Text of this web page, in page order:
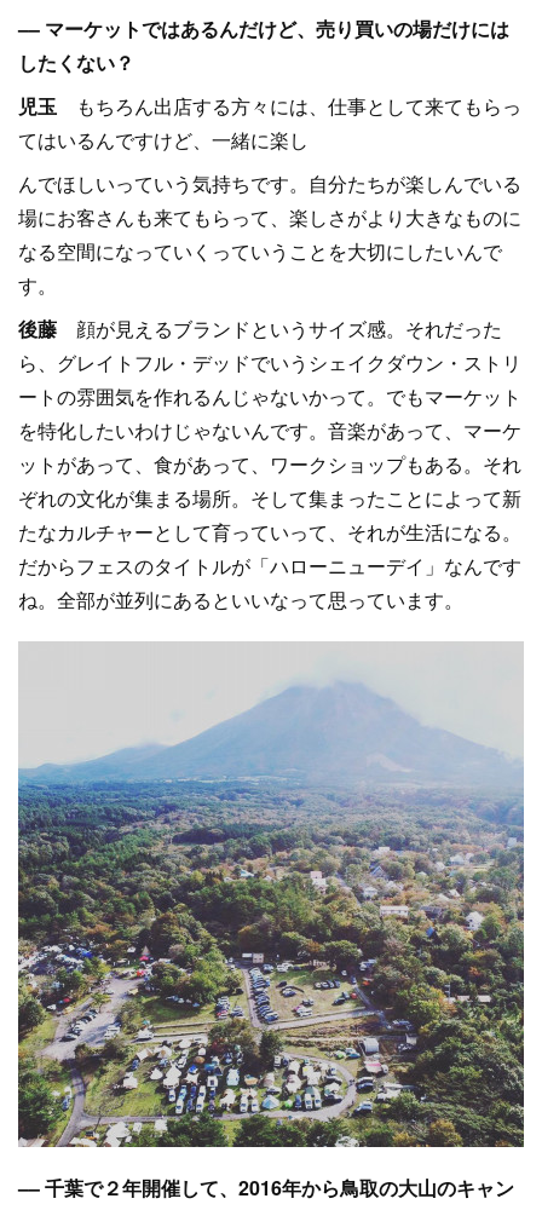
–– マーケットではあるんだけど、売り買いの場だけには
したくない？
児玉 もちろん出店する方々には、仕事として来てもらっ
てはいるんですけど、一緒に楽し
んでほしいっていう気持ちです。自分たちが楽しんでいる
場にお客さんも来てもらって、楽しさがより大きなものに
なる空間になっていくっていうことを大切にしたいんで
す。
後藤 顔が見えるブランドというサイズ感。それだった
ら、グレイトフル・デッドでいうシェイクダウン・ストリ
ートの雰囲気を作れるんじゃないかって。でもマーケット
を特化したいわけじゃないんです。音楽があって、マーケ
ットがあって、食があって、ワークショップもある。それ
ぞれの文化が集まる場所。そして集まったことによって新
たなカルチャーとして育っていって、それが生活になる。
だからフェスのタイトルが「ハローニューデイ」なんです
ね。全部が並列にあるといいなって思っています。
–– 千葉で２年開催して、2016年から鳥取の大山のキャン